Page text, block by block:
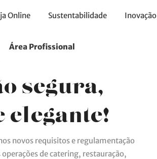
Online Sustentabilidade Inovação
Área Profissional
segura,
elegante!
novos requisitos e regulamentação
de catering, restauração,